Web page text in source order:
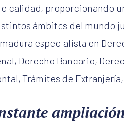
calidad, proporcionando
ámbitos del mundo
especialista en
Derecho Bancario,
Trámites de